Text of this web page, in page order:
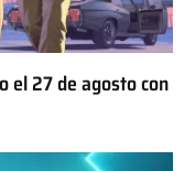
el 27 de agosto con